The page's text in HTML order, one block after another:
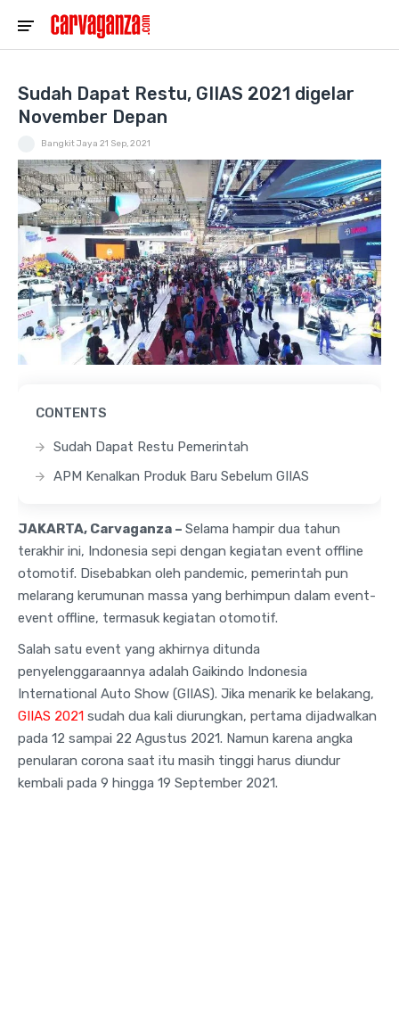
Sudah Dapat Restu, GIIAS 2021 digelar
November Depan
Bangkit Jaya 21 Sep, 2021
CONTENTS
Sudah Dapat Restu Pemerintah
APM Kenalkan Produk Baru Sebelum GIIAS
JAKARTA, Carvaganza – Selama hampir dua tahun
terakhir ini, Indonesia sepi dengan kegiatan event offline
otomotif. Disebabkan oleh pandemic, pemerintah pun
melarang kerumunan massa yang berhimpun dalam event-
event offline, termasuk kegiatan otomotif.
Salah satu event yang akhirnya ditunda
penyelenggaraannya adalah Gaikindo Indonesia
International Auto Show (GIIAS). Jika menarik ke belakang,
GIIAS 2021 sudah dua kali diurungkan, pertama dijadwalkan
pada 12 sampai 22 Agustus 2021. Namun karena angka
penularan corona saat itu masih tinggi harus diundur
kembali pada 9 hingga 19 September 2021.